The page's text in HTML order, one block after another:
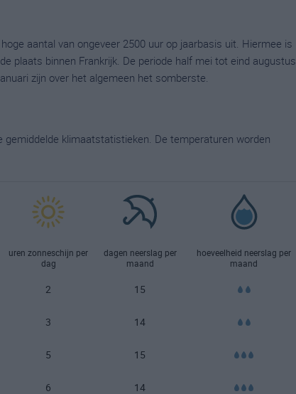
aantal van ongeveer 2500 uur op jaarbasis uit. Hiermee is
plaats binnen Frankrijk. De periode half mei tot eind augustus
zijn over het algemeen het somberste.
klimaatstatistieken. De temperaturen worden
uren zonneschijn per
dag
dagen neerslag per
maand
hoeveelheid neerslag per
maand
2 15
3 14
5 15
6 14